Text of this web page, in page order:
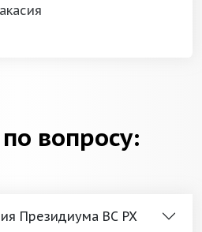
вопросу:
Президиума ВС РХ